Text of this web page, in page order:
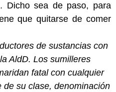
Dicho sea de paso, para
que quitarse de comer
de sustancias con
AldD. Los sumilleres
fatal con cualquier
de su clase, denominación